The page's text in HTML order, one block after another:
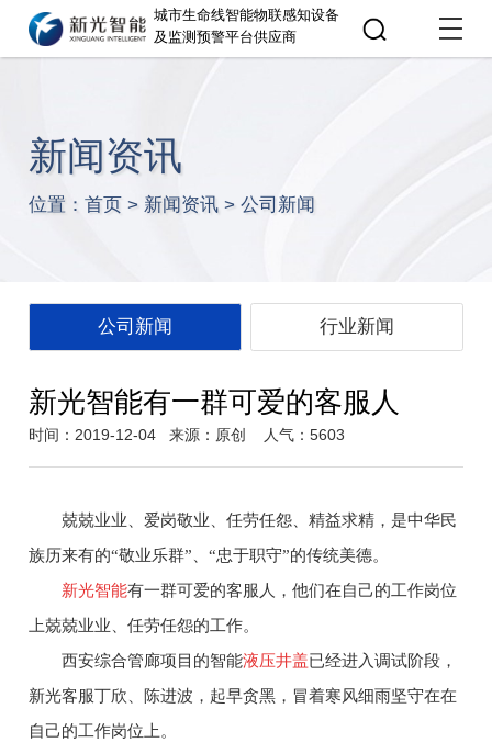
城市生命线智能物联感知设备
及监测预警平台供应商
新闻资讯
位置： 首页> 新闻资讯> 公司新闻
公司新闻 行业新闻
新光智能有一群可爱的客服人
时间：2019-12-04 来源：原创 人气：5603
兢兢业业、爱岗敬业、任劳任怨、精益求精，是中华民
族历来有的“敬业乐群”、“忠于职守”的传统美德。
新光智能有一群可爱的客服人，他们在自己的工作岗位
上兢兢业业、任劳任怨的工作。
西安综合管廊项目的智能液压井盖已经进入调试阶段，
新光客服丁欣、陈进波，起早贪黑，冒着寒风细雨坚守在在
自己的工作岗位上。